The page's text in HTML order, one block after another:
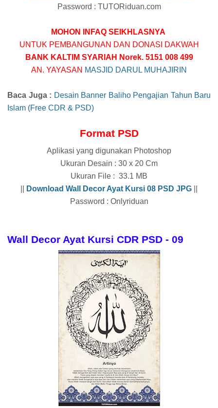
Password : TUTORiduan.com
MOHON INFAQ SEIKHLASNYA
UNTUK PEMBANGUNAN DAN DONASI DAKWAH
BANK KALTIM SYARIAH Norek. 5151 008 499
AN. YAYASAN MASJID DARUL MUHAJIRIN
Baca Juga : Desain Banner Baliho Pengajian Tahun Baru
Islam (Free CDR & PSD)
Format PSD
Aplikasi yang digunakan Photoshop
Ukuran Desain : 30 x 20 Cm
Ukuran File : 33.1 MB
Download Wall Decor Ayat Kursi 08 PSD JPG
Password : Onlyriduan
Wall Decor Ayat Kursi CDR PSD - 09